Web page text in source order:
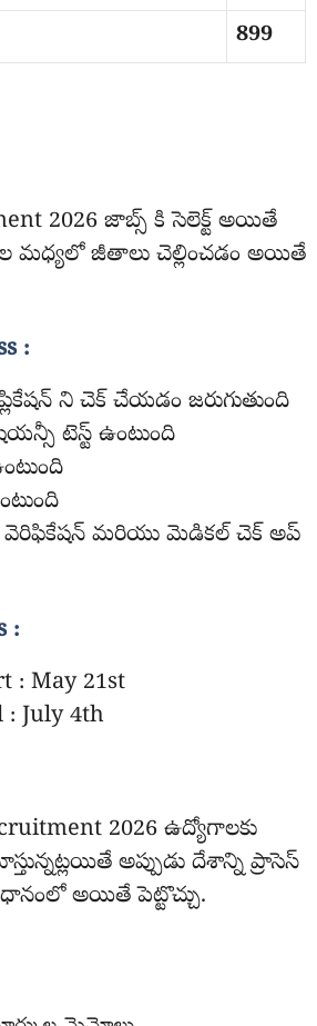
899
2026 జాబ్స్ కి సెలెక్ట్ అయితే
మధ్యలో జీతాలు చెల్లించడం అయితే
:
ని చెక్ చేయడం జరుగుతుంది
టెస్ట్ ఉంటుంది
వెరిఫికేషన్ మరియు మెడికల్ చెక్ అప్
:
: May 21st
: July 4th
2026 ఉద్యోగాలకు
అప్పుడు దేశాన్ని ప్రాసెస్
అయితే పెట్టొచ్చు.